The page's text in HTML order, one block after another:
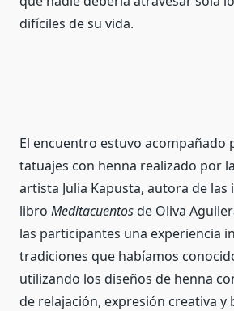
difíciles de su vida.
El encuentro estuvo acompañado
tatuajes con henna realizado por
artista Julia Kapusta, autora de
libro Meditacuentosde Oliva
las participantes una experiencia
tradiciones que habíamos
utilizando los diseños de henna
de relajación, expresión creativa y